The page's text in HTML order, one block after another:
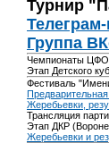
Турнир
Группа
Чемпионаты ЦФО
Этап Детского
Фестиваль
Предварительная
Жеребьевки,
Трансляция
Этап ДКР
Жеребьевки и